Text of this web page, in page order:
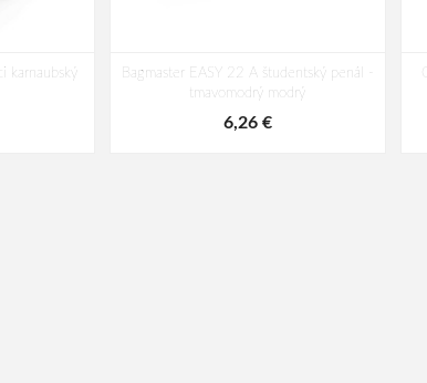
karnaubský
Bagmaster EASY 22 A študentský penál -
tmavomodrý modrý
6,26 €